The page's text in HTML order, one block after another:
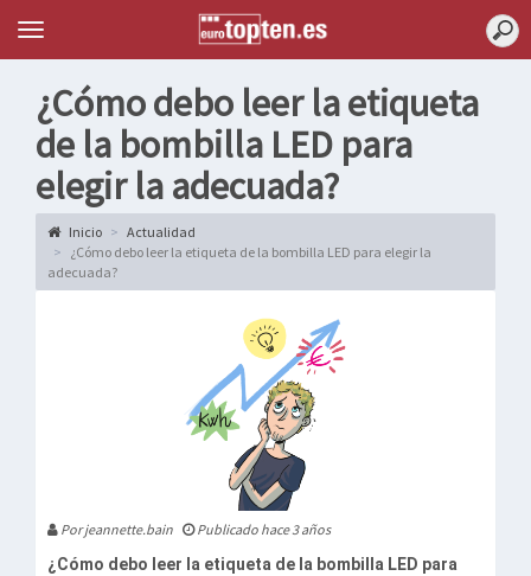
Topten
Menu
¿Cómo debo leer la etiqueta
de la bombilla LED para
elegir la adecuada?
Inicio
Actualidad
¿Cómo debo leer la etiqueta de la bombilla LED para elegir la
adecuada?
Por jeannette.bain Publicado hace 3 años
¿Cómo debo leer la etiqueta de la bombilla LED para